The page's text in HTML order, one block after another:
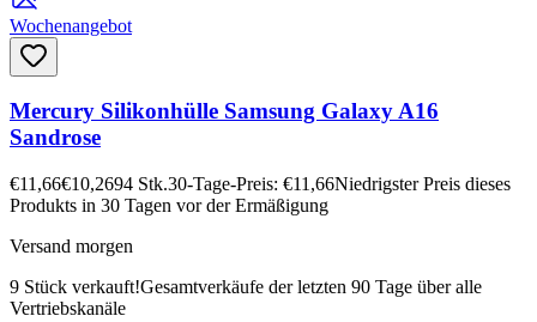
Wochenangebot
Mercury Silikonhülle Samsung Galaxy A16
Sandrose
€11,66€10,2694 Stk.30-Tage-Preis: €11,66Niedrigster Preis dieses
Produkts in 30 Tagen vor der Ermäßigung
Versand morgen
9 Stück verkauft!Gesamtverkäufe der letzten 90 Tage über alle
Vertriebskanäle